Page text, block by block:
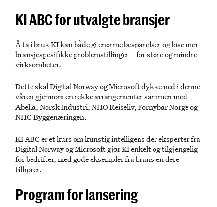
KI ABCfor utvalgte bransjer
Å ta i bruk KI kan både gi enorme besparelser og løse mer
bransjespesifikke problemstillinger – for store og mindre
virksomheter.
Dette skal Digital Norway og Microsoft dykke ned i denne
våren gjennom en rekke arrangementer sammen med
Abelia, Norsk Industri, NHO Reiseliv, Fornybar Norge og
NHO Byggenæringen.
KI ABC er et kurs om kunstig intelligens der eksperter fra
Digital Norway og Microsoft gjør KI enkelt og tilgjengelig
for bedrifter, med gode eksempler fra bransjen dere
tilhører.
Program for lansering